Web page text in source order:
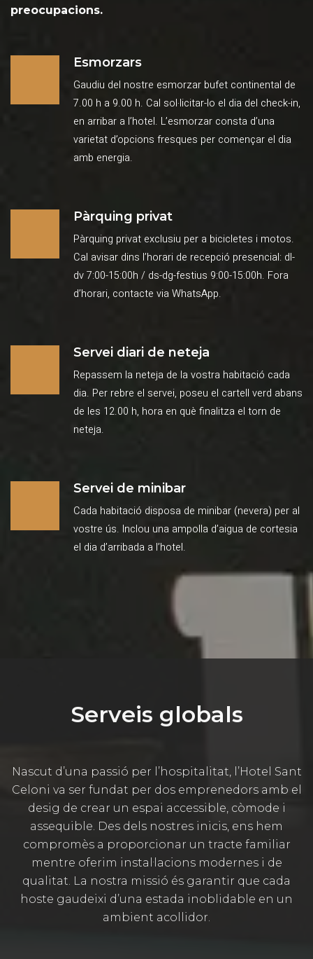
preocupacions.
Esmorzars
Gaudiu del nostre esmorzar bufet continental de
7.00 h a 9.00 h. Cal sol·licitar-lo el dia del check-in,
en arribar a l’hotel. L’esmorzar consta d’una
varietat d’opcions fresques per començar el dia
amb energia.
Pàrquing privat
Pàrquing privat exclusiu per a bicicletes i motos.
Cal avisar dins l’horari de recepció presencial: dl-
dv 7:00-15:00h / ds-dg-festius 9:00-15:00h. Fora
d’horari, contacte via WhatsApp.
Servei diari de neteja
Repassem la neteja de la vostra habitació cada
dia. Per rebre el servei, poseu el cartell verd abans
de les 12.00 h, hora en què finalitza el torn de
neteja.
Servei de minibar
Cada habitació disposa de minibar (nevera) per al
vostre ús. Inclou una ampolla d’aigua de cortesia
el dia d’arribada a l’hotel.
Serveis globals
Nascut d’una passió per l’hospitalitat, l’Hotel Sant
assequible. Des dels nostres inicis, ens hem
compromès a proporcionar un tracte familiar
mentre oferim instal·lacions modernes i de
qualitat. La nostra missió és garantir que cada
hoste gaudeixi d’una estada inoblidable en un
ambient acollidor.